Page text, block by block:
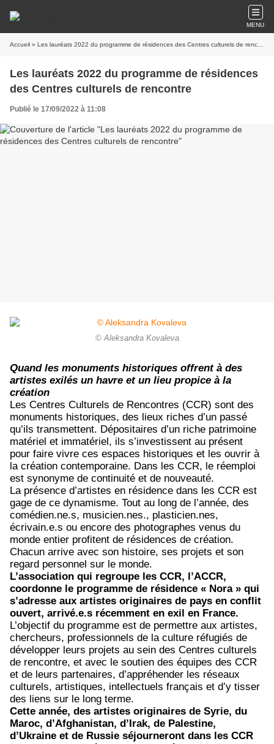
MENU
Accueil » Les lauréats 2022 du programme de résidences des Centres culturels de rencontre
Les lauréats 2022 du programme de résidences
des Centres culturels de rencontre
Publié le 17/09/2022 à 11:08
© Aleksandra Kovaleva
Quand les monuments historiques offrent à des
artistes exilés un havre et un lieu propice à la
création
Les Centres Culturels de Rencontres (CCR) sont des
monuments historiques, des lieux riches d’un passé
qu’ils transmettent. Dépositaires d’un riche patrimoine
matériel et immatériel, ils s’investissent au présent
pour faire vivre ces espaces historiques et les ouvrir à
la création contemporaine. Dans les CCR, le réemploi
est synonyme de continuité et de nouveauté.
La présence d’artistes en résidence dans les CCR est
gage de ce dynamisme. Tout au long de l’année, des
comédien.ne.s, musicien.nes., plasticien.nes,
écrivain.e.s ou encore des photographes venus du
monde entier profitent de résidences de création.
Chacun arrive avec son histoire, ses projets et son
regard personnel sur le monde.
L’association qui regroupe les CCR, l’ACCR,
coordonne le programme de résidence « Nora » qui
s’adresse aux artistes originaires de pays en conflit
ouvert, arrivé.e.s récemment en exil en France.
L’objectif du programme est de permettre aux artistes,
chercheurs, professionnels de la culture réfugiés de
développer leurs projets au sein des Centres culturels
de rencontre, et avec le soutien des équipes des CCR
et de leurs partenaires, d’appréhender les réseaux
culturels, artistiques, intellectuels français et d’y tisser
des liens sur le long terme.
Cette année, des artistes originaires de Syrie, du
Maroc, d’Afghanistan, d’Irak, de Palestine,
d’Ukraine et de Russie séjourneront dans les CCR